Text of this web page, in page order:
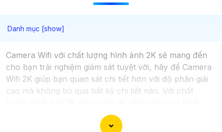
Camera Wifi với chất lượng hình ảnh 2K sẽ mang đến
cho bạn trải nghiệm giám sát tuyệt vời, hãy để Camera
Wifi 2K giúp bạn quan sát chi tiết hơn với độ phân giải
cao mà không bỏ qua bất kỳ chi tiết nào. Với chất
mang lại video chất lượng cao ngay cả trong điều kiện
ánh sáng yếu. Ngoài ra, Camera wifi 2K giúp tăng khả